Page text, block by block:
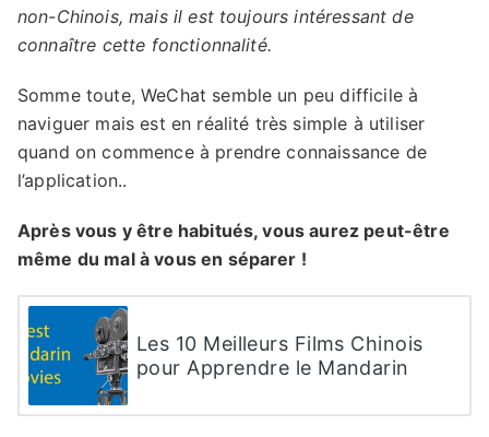
non-Chinois, mais il est toujours intéressant de
connaître cette fonctionnalité.
Somme toute, WeChat semble un peu difficile à
naviguer mais est en réalité très simple à utiliser
quand on commence à prendre connaissance de
l’application..
Après vous y être habitués, vous aurez peut-être
même du mal à vous en séparer !
Les 10 Meilleurs Films Chinois
pour Apprendre le Mandarin